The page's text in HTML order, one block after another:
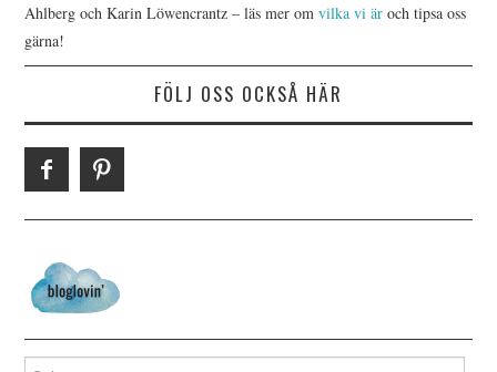
Ahlberg och Karin Löwencrantz – läs mer omvilka vi är och tipsa oss
gärna!
FÖLJ OSS OCKSÅ HÄR
Search for: